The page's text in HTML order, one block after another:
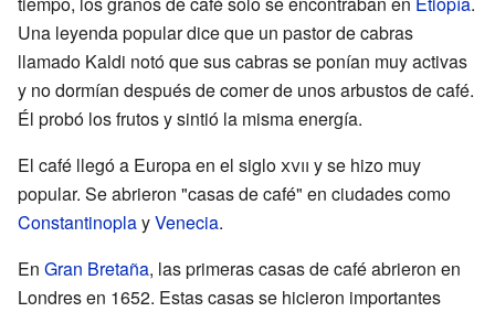
Una leyenda popular dice que un pastor de cabras
llamado Kaldi notó que sus cabras se ponían muy activas
y no dormían después de comer de unos arbustos de café.
Él probó los frutos y sintió la misma energía.
El café llegó a Europa en el sigloxvii y se hizo muy
popular. Se abrieron "casas de café" en ciudades como
ConstantinoplayVenecia.
En Gran Bretaña, las primeras casas de café abrieron en
Londres en 1652. Estas casas se hicieron importantes